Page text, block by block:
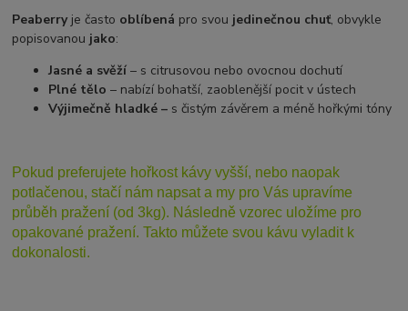
Peaberryje často oblíbená pro svou jedinečnou chuť, obvykle
popisovanou jako:
Jasné a svěží – s citrusovou nebo ovocnou dochutí
Plné tělo – nabízí bohatší, zaoblenější pocit v ústech
Výjimečně hladké – s čistým závěrem a méně hořkými tóny
Pokud preferujete hořkost kávy vyšší, nebo naopak
potlačenou, stačí nám napsat a my pro Vás upravíme
průběh pražení (od 3kg). Následně vzorec uložíme pro
opakované pražení. Takto můžete svou kávu vyladit k
dokonalosti.